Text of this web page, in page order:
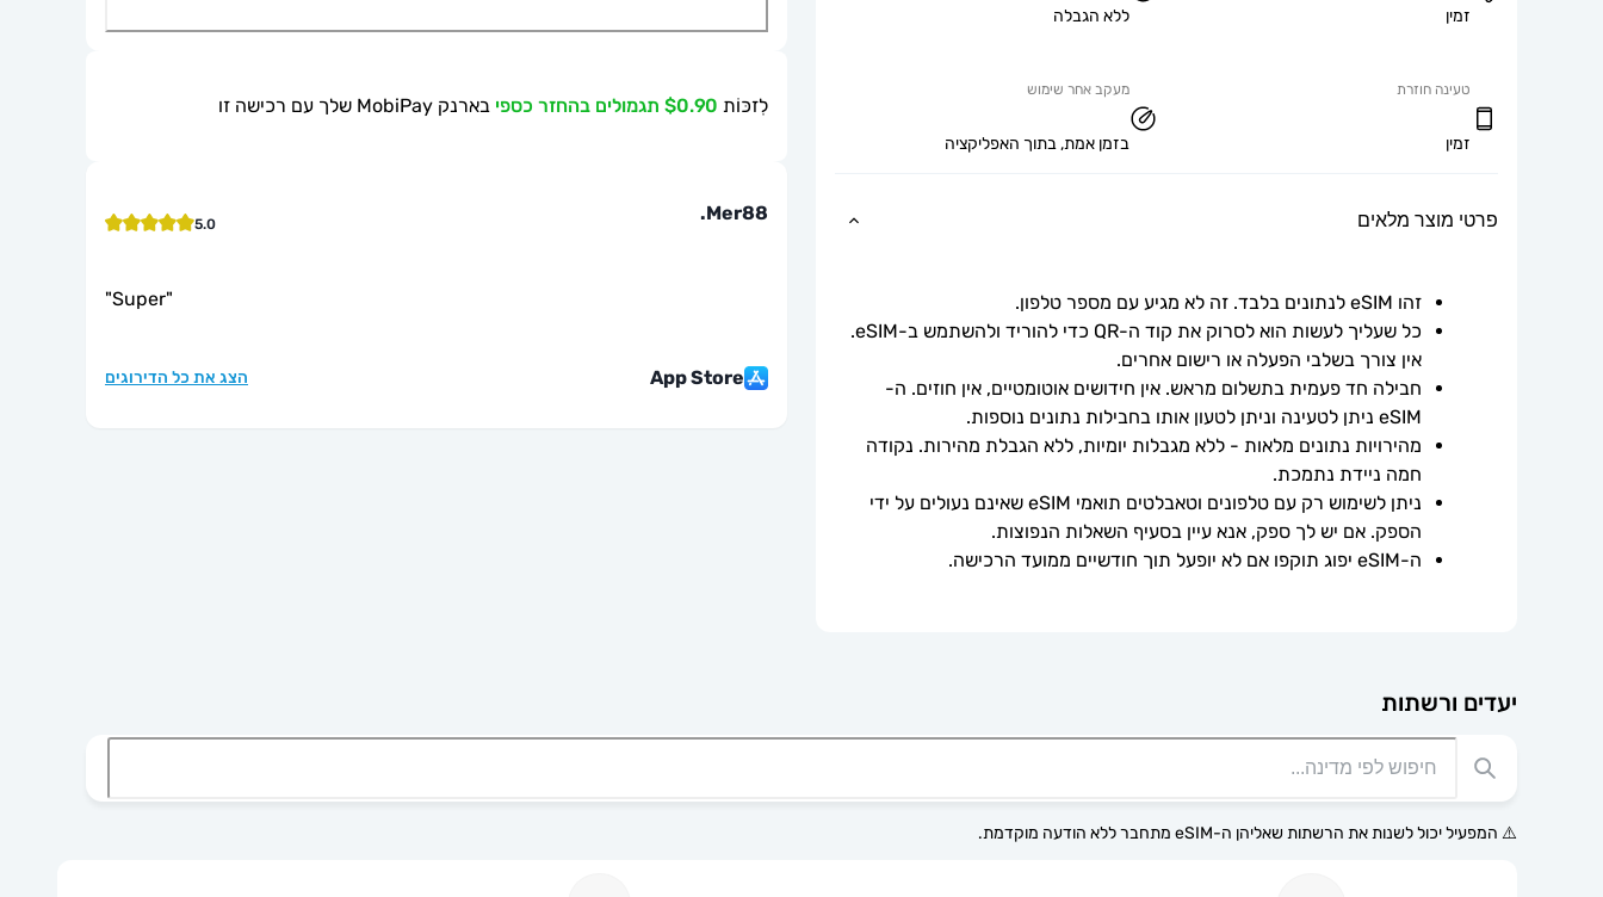
זמין ללא הגבלה
טעינה חוזרת
זמין
מעקב אחר שימוש
בזמן אמת, בתוך האפליקציה
פרטי מוצר מלאים
זהו eSIM לנתונים בלבד. זה לא מגיע עם מספר טלפון.
אין צורך בשלבי הפעלה או רישום אחרים.
חבילה חד פעמית בתשלום מראש. אין חידושים אוטומטיים, אין חוזים. ה-
eSIM ניתן לטעינה וניתן לטעון אותו בחבילות נתונים נוספות.
חמה ניידת נתמכת.
הספק. אם יש לך ספק, אנא עיין בסעיף השאלות הנפוצות.
ה-eSIM יפוג תוקפו אם לא יופעל תוך חודשיים ממועד הרכישה.
יעדים ורשתות
⚠️ המפעיל יכול לשנות את הרשתות שאליהן ה-eSIM מתחבר ללא הודעה מוקדמת.
לִזכּוֹת $0.90 תגמולים בהחזר כספי בארנק MobiPay שלך עם רכישה זו
Mer88.
5.0
"Super"
App Store הצג את כל הדירוגים